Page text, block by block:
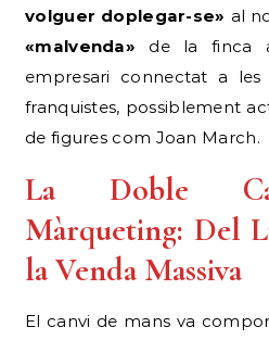
volguer doplegar-se» al
«malvenda» de la finca
empresari connectat a les
franquistes, possiblement
de figures com Joan March.
La Doble
Màrqueting: Del
la Venda Massiva
El canvi de mans va